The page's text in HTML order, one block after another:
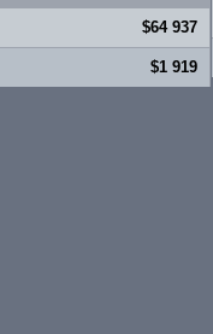
$64 937
$1 919